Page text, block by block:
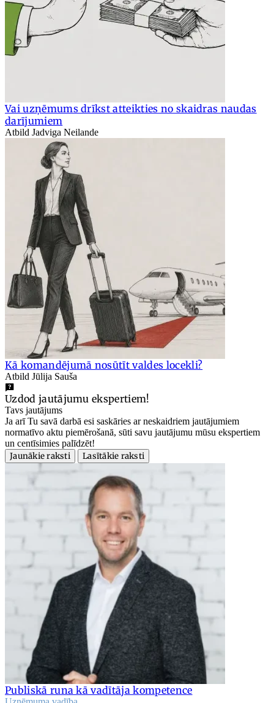
Vai uzņēmums drīkst atteikties no skaidras naudas
darījumiem
Atbild Jadviga Neilande
Kā komandējumā nosūtīt valdes locekli?
Atbild Jūlija Sauša
Uzdod jautājumu ekspertiem!
Tavs jautājums
Ja arī Tu savā darbā esi saskāries ar neskaidriem jautājumiem
normatīvo aktu piemērošanā, sūti savu jautājumu mūsu ekspertiem
un centīsimies palīdzēt!
Jaunākie raksti
Lasītākie raksti
Publiskā runa kā vadītāja kompetence